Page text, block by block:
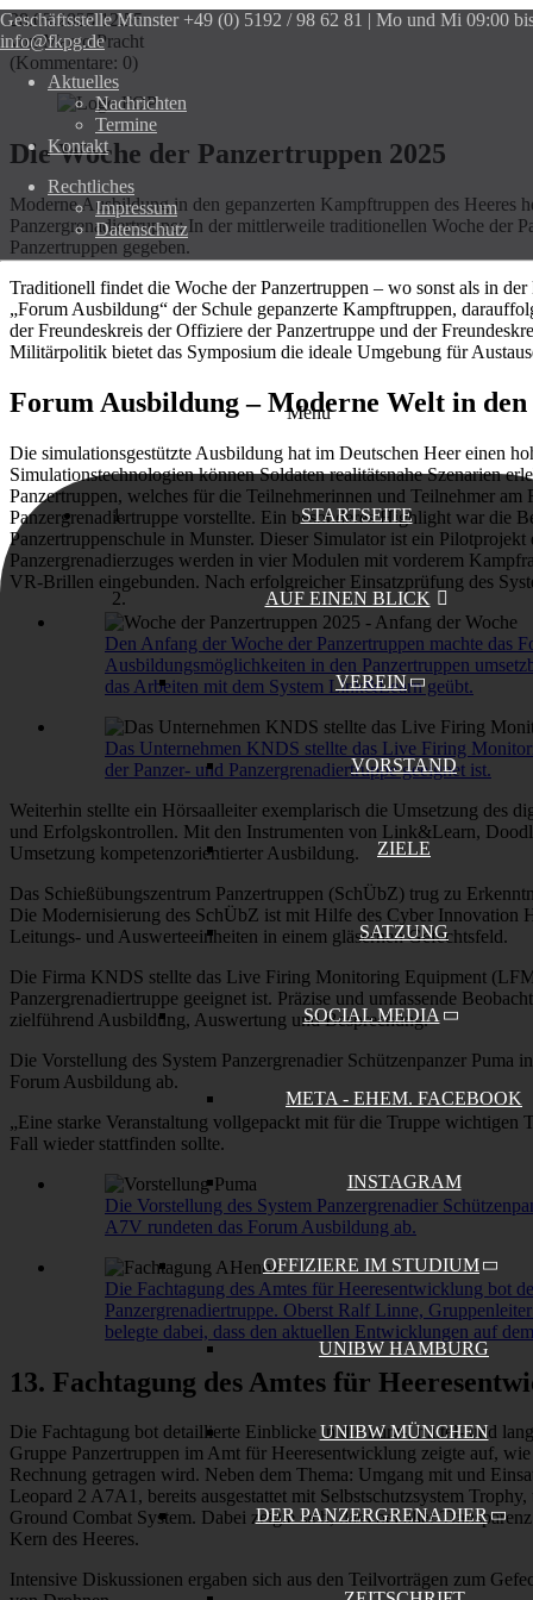
Geschäftsstelle Munster +49 (0) 5192 / 98 62 81 | Mo und Mi 09:00
info@fkpg.de
Aktuelles
Nachrichten
Termine
Kontakt
Rechtliches
Impressum
Datenschutz
Menu
STARTSEITE
AUF EINEN BLICK
VEREIN
VORSTAND
ZIELE
SATZUNG
SOCIAL MEDIA
META - EHEM. FACEBOOK
INSTAGRAM
OFFIZIERE IM STUDIUM
UNIBW HAMBURG
UNIBW MÜNCHEN
DER PANZERGRENADIER
28.03.2025 12:55
von Marco Pracht
(Kommentare: 0)
Die Woche der Panzertruppen 2025
Moderne Ausbildung in den gepanzerten Kampftruppen des Heeres
Panzergrenadiertruppe: In der mittlerweile traditionellen Woche der
Panzertruppen gegeben.
Traditionell findet die Woche der Panzertruppen – wo sonst als in
„Forum Ausbildung“ der Schule gepanzerte Kampftruppen,
der Freundeskreis der Offiziere der Panzertruppe und der
Militärpolitik bietet das Symposium die ideale Umgebung für
Forum Ausbildung – Moderne Welt in
Die simulationsgestützte Ausbildung hat im Deutschen Heer einen
Simulationstechnologien können Soldaten realitätsnahe Szenarien
Panzertruppen, welches für die Teilnehmerinnen und Teilnehmer
Panzergrenadiertruppe vorstellte. Ein besonderes Highlight war die
Panzertruppenschule in Munster. Dieser Simulator ist ein
Panzergrenadierzuges werden in vier Modulen mit vorderem
VR-Brillen eingebunden. Nach erfolgreicher Einsatzprüfung des
Den Anfang der Woche der Panzertruppen machte das
Ausbildungsmöglichkeiten in den Panzertruppen
das Arbeiten mit dem System Link&Learn geübt.
Das Unternehmen KNDS stellte das Live Firing
der Panzer- und Panzergrenadiertruppe geeignet ist.
Weiterhin stellte ein Hörsaalleiter exemplarisch die Umsetzung des
und Erfolgskontrollen. Mit den Instrumenten von Link&Learn,
Umsetzung kompetenzorientierter Ausbildung.
Das Schießübungszentrum Panzertruppen (SchÜbZ) trug zu
Die Modernisierung des SchÜbZ ist mit Hilfe des Cyber Innovation
Leitungs- und Auswerteeinheiten in einem gläsernen Gefechtsfeld.
Die Firma KNDS stellte das Live Firing Monitoring Equipment
Panzergrenadiertruppe geeignet ist. Präzise und umfassende
zielführend Ausbildung, Auswertung und Besprechung.
Die Vorstellung des System Panzergrenadier Schützenpanzer
Forum Ausbildung ab.
„Eine starke Veranstaltung vollgepackt mit für die Truppe wichtigen
Fall wieder stattfinden sollte.
Die Vorstellung des System Panzergrenadier
A7V rundeten das Forum Ausbildung ab.
Die Fachtagung des Amtes für Heeresentwicklung bot
Panzergrenadiertruppe. Oberst Ralf Linne,
belegte dabei, dass den aktuellen Entwicklungen auf
13. Fachtagung des Amtes für
Die Fachtagung bot detaillierte Einblicke in die kurz-, mittel- und
Gruppe Panzertruppen im Amt für Heeresentwicklung zeigte auf,
Rechnung getragen wird. Neben dem Thema: Umgang mit und
Leopard 2 A7A1, bereits ausgestattet mit Selbstschutzsystem
Ground Combat System. Dabei zeigte sich, dass bei aller
Kern des Heeres.
Intensive Diskussionen ergaben sich aus den Teilvorträgen zum